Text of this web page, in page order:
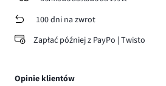
100 dni na zwrot
Zapłać później z PayPo | Twisto
Opinie klientów